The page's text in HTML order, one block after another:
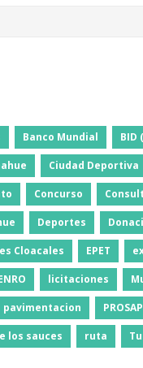
Banco Mundial BID
Ciudad Deportiva
Concurso
Deportes
Cloacales EPET
licitaciones
pavimentacion PROSAP
los sauces ruta